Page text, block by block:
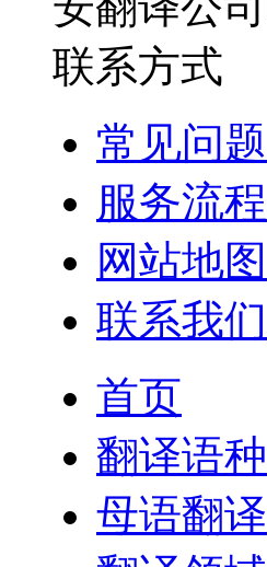
常见问题
服务流程
网站地图
联系我们
首页
翻译语种
母语翻译